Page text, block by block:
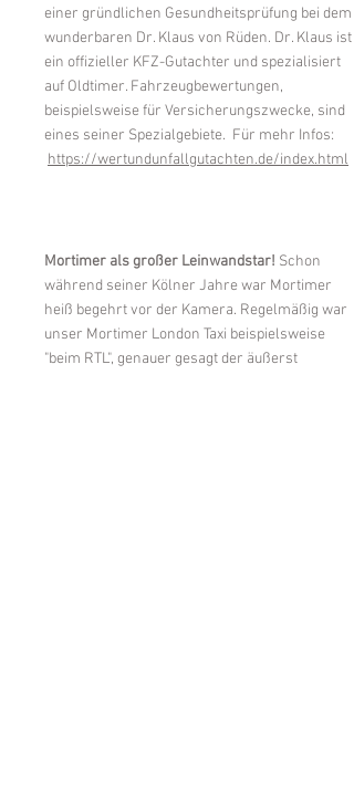
einer gründlichen Gesundheitsprüfung bei dem
wunderbaren Dr. Klaus von Rüden. Dr. Klaus ist
ein offizieller KFZ-Gutachter und spezialisiert
auf Oldtimer. Fahrzeugbewertungen,
beispielsweise für Versicherungszwecke, sind
eines seiner Spezialgebiete. Für mehr Infos:
https://wertundunfallgutachten.de/index.html
Mortimer als großer Leinwandstar! Schon
während seiner Kölner Jahre war Mortimer
heiß begehrt vor der Kamera. Regelmäßig war
unser Mortimer London Taxi beispielsweise
"beim RTL", genauer gesagt der äußerst